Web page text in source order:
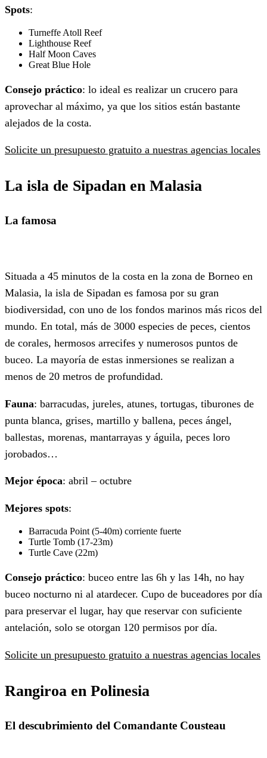
Spots:
Turneffe Atoll Reef
Lighthouse Reef
Half Moon Caves
Great Blue Hole
Consejo práctico: lo ideal es realizar un crucero para
aprovechar al máximo, ya que los sitios están bastante
alejados de la costa.
Solicite un presupuesto gratuito a nuestras agencias locales
La isla de Sipadan en Malasia
La famosa
Situada a 45 minutos de la costa en la zona de Borneo en
Malasia, la isla de Sipadan es famosa por su gran
biodiversidad, con uno de los fondos marinos más ricos del
mundo. En total, más de 3000 especies de peces, cientos
de corales, hermosos arrecifes y numerosos puntos de
buceo. La mayoría de estas inmersiones se realizan a
menos de 20 metros de profundidad.
Fauna: barracudas, jureles, atunes, tortugas, tiburones de
punta blanca, grises, martillo y ballena, peces ángel,
ballestas, morenas, mantarrayas y águila, peces loro
jorobados…
Mejor época: abril – octubre
Mejores spots:
Barracuda Point (5-40m) corriente fuerte
Turtle Tomb (17-23m)
Turtle Cave (22m)
Consejo práctico: buceo entre las 6h y las 14h, no hay
buceo nocturno ni al atardecer. Cupo de buceadores por día
para preservar el lugar, hay que reservar con suficiente
antelación, solo se otorgan 120 permisos por día.
Solicite un presupuesto gratuito a nuestras agencias locales
Rangiroa en Polinesia
El descubrimiento del Comandante Cousteau